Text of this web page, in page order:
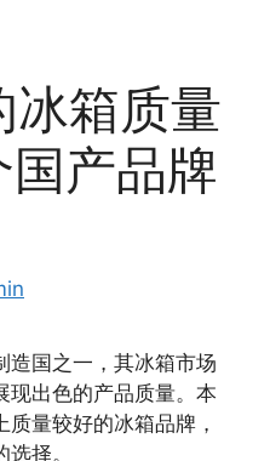
冰箱质量
产品牌
造国之一，其冰箱市场
现出色的产品质量。本
量较好的冰箱品牌，
择。